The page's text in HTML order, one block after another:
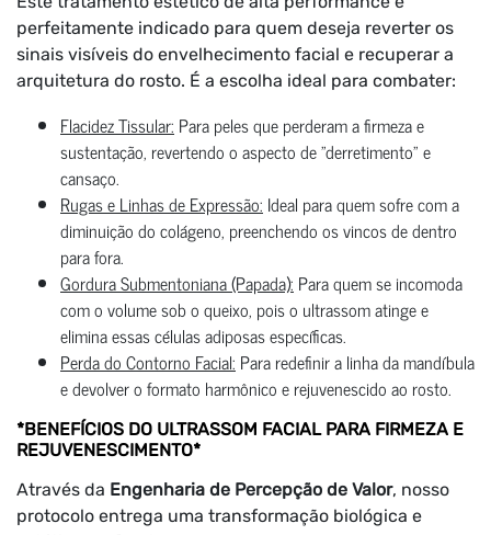
perfeitamente indicado para quem deseja reverter os
sinais visíveis do envelhecimento facial e recuperar a
arquitetura do rosto. É a escolha ideal para combater:
Flacidez Tissular: Para peles que perderam a firmeza e
sustentação, revertendo o aspecto de "derretimento" e
cansaço.
Rugas e Linhas de Expressão: Ideal para quem sofre com a
diminuição do colágeno, preenchendo os vincos de dentro
para fora.
Gordura Submentoniana (Papada): Para quem se incomoda
com o volume sob o queixo, pois o ultrassom atinge e
elimina essas células adiposas específicas.
Perda do Contorno Facial: Para redefinir a linha da mandíbula
e devolver o formato harmônico e rejuvenescido ao rosto.
*BENEFÍCIOS DO ULTRASSOM FACIAL PARA FIRMEZA E
REJUVENESCIMENTO*
Através da Engenharia de Percepção de Valor, nosso
protocolo entrega uma transformação biológica e